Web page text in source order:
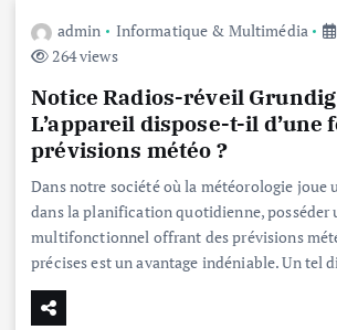
admin Informatique & Multimédia
264 views
Notice Radios-réveil Grundig
L’appareil dispose-t-il d’une
prévisions météo ?
Dans notre société où la météorologie joue
dans la planification quotidienne, posséder
multifonctionnel offrant des prévisions
précises est un avantage indéniable. Un tel